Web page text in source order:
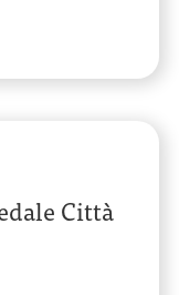
Città